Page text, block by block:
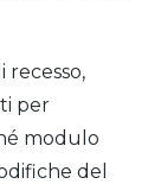
recesso,
per
modulo
del